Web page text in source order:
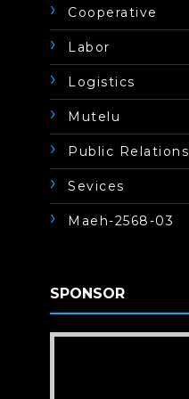
Cooperative
Labor
Logistics
Mutelu
Public Relations
Sevices
Maeh-2568-03
SPONSOR